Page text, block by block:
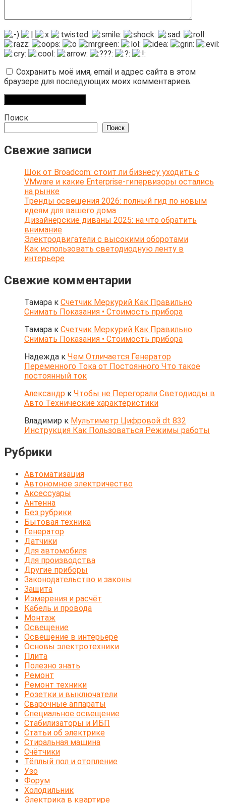
Сохранить моё имя, email и адрес сайта в этом
браузере для последующих моих комментариев.
Поиск
Поиск
Свежие записи
Шок от Broadcom: стоит ли бизнесу уходить с
VMware и какие Enterprise-гипервизоры остались
на рынке
Тренды освещения 2026: полный гид по новым
идеям для вашего дома
Дизайнерские диваны 2025: на что обратить
внимание
Электродвигатели с высокими оборотами
Как использовать светодиодную ленту в
интерьере
Свежие комментарии
Тамара к Счетчик Меркурий Как Правильно
Снимать Показания • Стоимость прибора
Тамара к Счетчик Меркурий Как Правильно
Снимать Показания • Стоимость прибора
Надежда к Чем Отличается Генератор
Переменного Тока от Постоянного Что такое
постоянный ток
Александр к Чтобы не Перегорали Светодиоды в
Авто Технические характеристики
Владимир к Мультиметр Цифровой dt 832
Инструкция Как Пользоваться Режимы работы
Рубрики
Автоматизация
Автономное электричество
Аксессуары
Антенна
Без рубрики
Бытовая техника
Генератор
Датчики
Для автомобиля
Для производства
Другие приборы
Законодательство и законы
Защита
Измерения и расчёт
Кабель и провода
Монтаж
Освещение
Освещение в интерьере
Основы электротехники
Плита
Полезно знать
Ремонт
Ремонт техники
Розетки и выключатели
Сварочные аппараты
Специальное освещение
Стабилизаторы и ИБП
Статьи об электрике
Стиральная машина
Счётчики
Тёплый пол и отопление
Узо
Форум
Холодильник
Электрика в квартире